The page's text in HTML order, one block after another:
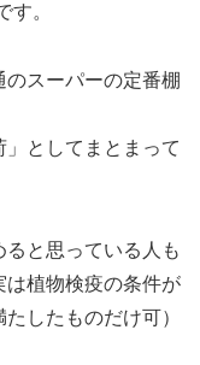
す。
スーパーの定番棚
としてまとまって
と思っている人も
は植物検疫の条件が
したものだけ可）